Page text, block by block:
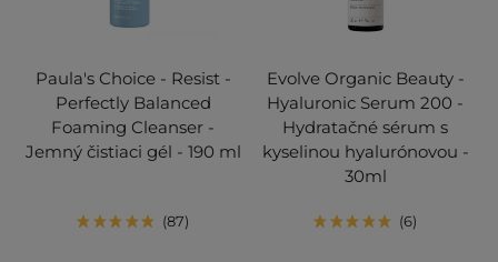
Paula's Choice - Resist -
Perfectly Balanced
Foaming Cleanser -
Jemný čistiaci gél - 190 ml
87
Evolve Organic Beauty -
Hyaluronic Serum 200 -
Hydratačné sérum s
kyselinou hyalurónovou -
30ml
6